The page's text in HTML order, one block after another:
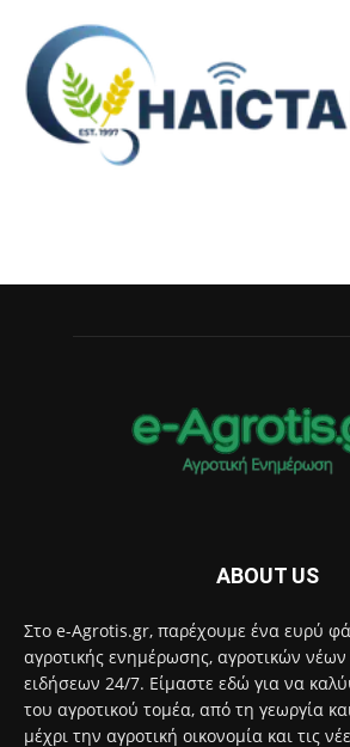
ABOUT US
Στο e-Agrotis.gr, παρέχουμε ένα ευρύ
αγροτικής ενημέρωσης, αγροτικών νέων
ειδήσεων 24/7. Είμαστε εδώ για να
του αγροτικού τομέα, από τη γεωργία
μέχρι την αγροτική οικονομία και τις